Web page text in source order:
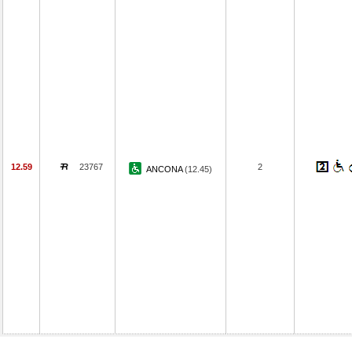
12.59 23767 ANCONA(12.45) 2